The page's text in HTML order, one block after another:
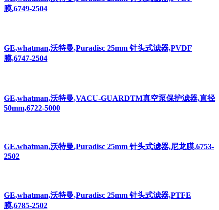
膜,6749-2504
GE,whatman,沃特曼,Puradisc 25mm 针头式滤器,PVDF
膜,6747-2504
GE,whatman,沃特曼,VACU-GUARDTM真空泵保护滤器,直径
50mm,6722-5000
GE,whatman,沃特曼,Puradisc 25mm 针头式滤器,尼龙膜,6753-
2502
GE,whatman,沃特曼,Puradisc 25mm 针头式滤器,PTFE
膜,6785-2502